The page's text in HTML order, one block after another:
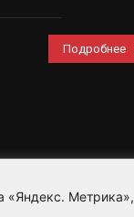
«Яндекс. Метрика»,
Подробнее